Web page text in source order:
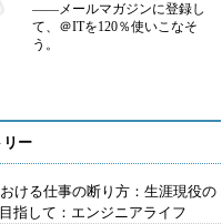
――メールマガジンに登録し
て、＠ITを120％使いこなそ
う。
リー
ける仕事の断り方：生涯現役の
指して：エンジニアライフ